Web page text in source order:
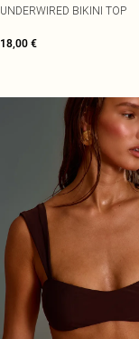
UNDERWIRED BIKINI TOP
18,00 €